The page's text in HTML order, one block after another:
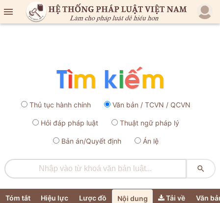

Thủ tục hành chính Văn bản / TCVN / QCVN
Hỏi đáp pháp luật Thuật ngữ pháp lý
Bản án/Quyết định Án lệ

Tóm tắt Hiệu lực Lược đồ Nội dung Tải về Văn